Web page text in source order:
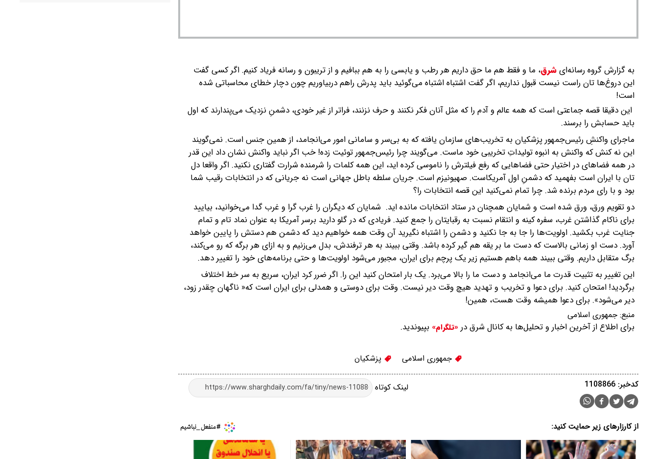
به گزارش گروه رسانه‌ایشرق، ما و فقط هم ما حق داریم هر رطب و یابسی را به هم ببافیم و از تریبون و رسانه فریاد کنیم. اگر کسی گفت
این دروغ‌ها تان راست نیست قبول نداریم، اگر گفت اشتباه اشتباه می‌گوئید باید پدرش راهم دربیاوریم چون دچار خطای محاسباتی شده
است!
این دقیقا قصه جماعتی است که همه عالم و آدم را که مثل آنان فکر نکنند و حرف نزنند، فراتر از غیر خودی، دشمنِ نزدیک می‌پندارند که اول
باید حسابش را برسند.
ماجرای واکنشِ رئیس‌جمهور پزشکیان به تخریب‌های سازمان یافته که به بی‌سر و سامانی امور می‌انجامد، از همین جنس است. نمی‌گویند
این نه کنش که واکنش به انبوه تولیداتِ تخریبی خود ماست. می‌گویند چرا رئیس‌جمهور توئیت زده! خب اگر نباید واکنش نشان داد این قدر
در همه فضاهای در اختیار حتی فضاهایی که رفع فیلترش را ناموسی کرده اید، این همه کلمات را شرمنده شرارت گفتاری نکنید. اگر واقعا دل
تان با ایران است بفهمید که دشمنِ اول آمریکاست. صهیونیزم است. جریان سلطه باطل جهانی است نه جریانی که در انتخابات رقیب شما
بود و با رای مردم برنده شد. چرا تمام نمی‌کنید این قصه انتخابات را؟
دو تقویم ورق، ورق شده است و شمایان همچنان در ستاد انتخابات مانده اید. شمایان که دیگران را غرب گرا و غرب گدا می‌خوانید، بیایید
برای ناکام گذاشتن غرب، سفره کینه و انتقام نسبت به رقبایتان را جمع کنید. فریادی که در گلو دارید برسر آمریکا به عنوان نماد تام و تمام
جنایت غرب بکشید. اولویت‌ها را جا به جا نکنید و دشمن را اشتباه نگیرید آن وقت همه خواهیم دید که دشمن هم دستش را پایین خواهد
آورد. دست او زمانی بالاست که دست ما بر یقه هم گیر کرده باشد. وقتی ببیند به هر ترفندش، بدل می‌زنیم و به ازای هر برگه که رو می‌کند،
برگ متقابل داریم. وقتی ببیند همه باهم هستیم زیر یک پرچم برای ایران، مجبور می‌شود اولویت‌ها و حتی برنامه‌های خود را تغییر دهد.
این تغییر به تثبیت قدرت ما می‌انجامد و دست ما را بالا می‌برد. یک بار امتحان کنید این را. اگر ضرر کرد ایران، سریع به سر خط اختلاف
برگردید! امتحان کنید. برای دعوا و تخریب و تهدید هیچ وقت دیر نیست. وقت برای دوستی و همدلی برای ایران است که« ناگهان چقدر زود،
دیر می‌شود». برای دعوا همیشه وقت هست، همین!
منبع: جمهوری اسلامی
برای اطلاع از آخرین اخبار و تحلیل‌ها به کانال شرق در «تلگرام» بپیوندید.
جمهوری اسلامی پزشکیان
لینک کوتاه کدخبر: 1108866
از کارزارهای زیر حمایت کنید: